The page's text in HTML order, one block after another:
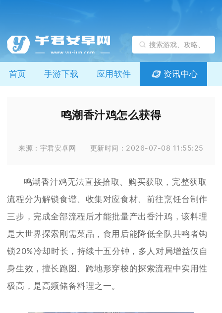
首页 手游下载 应用软件 资讯中心
鸣潮香汁鸡怎么获得
来源：宇君安卓网 更新时间：2026-07-08 11:55:25
鸣潮香汁鸡无法直接拾取、购买获取，完整获取
流程分为解锁食谱、收集对应食材、前往烹饪台制作
三步，完成全部流程后才能批量产出香汁鸡，该料理
是大世界探索刚需菜品，食用后能降低全队共鸣者钩
锁20%冷却时长，持续十五分钟，多人对局增益仅自
身生效，擅长跑图、跨地形穿梭的探索流程中实用性
极高，是高频储备料理之一。